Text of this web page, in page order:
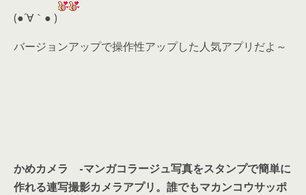
(●´∀｀● )
バージョンアップで操作性アップした人気アプリだよ～
かめカメラ -マンガコラージュ写真をスタンプで簡単に
作れる連写撮影カメラアプリ。誰でもマカンコウサッポ